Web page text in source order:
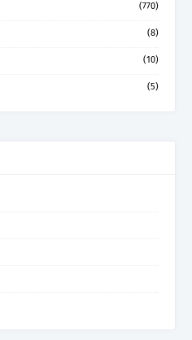
(770)
(8)
(10)
(5)